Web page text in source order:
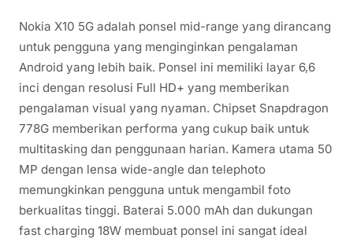
Nokia X10 5G adalah ponsel mid-range yang dirancang
untuk pengguna yang menginginkan pengalaman
Android yang lebih baik. Ponsel ini memiliki layar 6,6
inci dengan resolusi Full HD+ yang memberikan
pengalaman visual yang nyaman. Chipset Snapdragon
778G memberikan performa yang cukup baik untuk
multitasking dan penggunaan harian. Kamera utama 50
MP dengan lensa wide-angle dan telephoto
memungkinkan pengguna untuk mengambil foto
berkualitas tinggi. Baterai 5.000 mAh dan dukungan
fast charging 18W membuat ponsel ini sangat ideal